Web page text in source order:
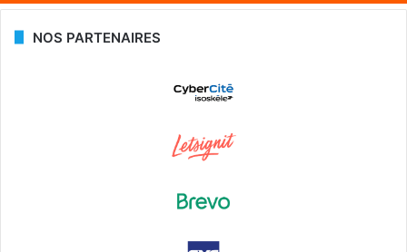
NOS PARTENAIRES